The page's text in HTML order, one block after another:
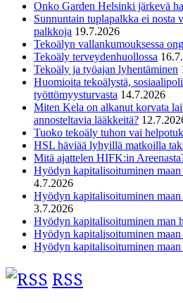
Onko Garden Helsinki järkevä
Sunnuntain tuplapalkka ei nosta
palkkoja 19.7.2026
Tekoälyn vallankumouksessa
Tekoäly terveydenhuollossa
Tekoäly ja työajan lyhentäminen
Huomioita tekoälystä,
työttömyysturvasta 14.7.2026
Miten Kela on alkanut korvata
annosteltavia lääkkeitä?
Tuoko tekoäly tuhon vai
HSL häviää lyhyillä matkoilla
Mitä ajattelen HIFK:in
Hyödyn kapitalisoituminen
4.7.2026
Hyödyn kapitalisoituminen
3.7.2026
Hyödyn kapitalisoituminen man
Hyödyn kapitalisoituminen
Hyödyn kapitalisoituminen
RSS